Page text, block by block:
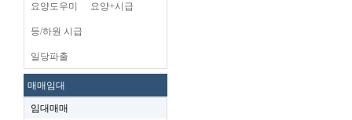
요양도우미 요양+시급
등/하원 시급
일당파출
매매임대
임대매매